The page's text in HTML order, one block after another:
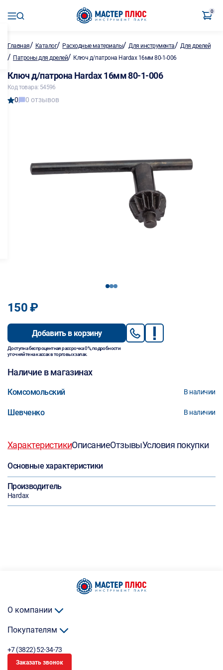
0
Главная/ Каталог/ Расходные материалы/Для инструмента/ Для дрелей
/ Патроны для дрелей/ Ключ д/патрона Hardax 16мм 80-1-006
Ключ д/патрона Hardax 16мм 80-1-006
Код товара: 54596
0 0 отзывов
123
150 ₽
Добавить в корзину
Доступна беспроцентная рассрочка 0%, подробности
уточняйте на кассах в торговых залах.
Наличие в магазинах
Комсомольский В наличии
Шевченко В наличии
ХарактеристикиОписаниеОтзывыУсловия покупки
Основные характеристики
Производитель
Hardax
О компании
Покупателям
+7 (3822) 52-34-73
Заказать звонок